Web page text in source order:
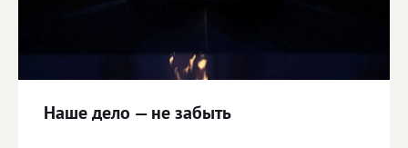
Наше дело — не забыть